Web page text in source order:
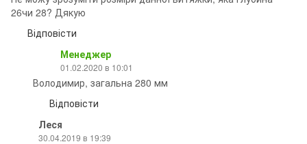
26чи 28? Дякую
Відповісти
Менеджер
01.02.2020 в 10:01
Володимир, загальна 280 мм
Відповісти
Леся
30.04.2019 в 19:39